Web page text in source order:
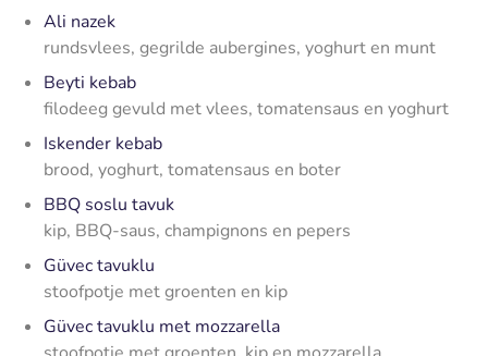
Ali nazek
rundsvlees, gegrilde aubergines, yoghurt en munt
Beyti kebab
filodeeg gevuld met vlees, tomatensaus en yoghurt
Iskender kebab
brood, yoghurt, tomatensaus en boter
BBQ soslu tavuk
kip, BBQ-saus, champignons en pepers
Güvec tavuklu
stoofpotje met groenten en kip
Güvec tavuklu met mozzarella